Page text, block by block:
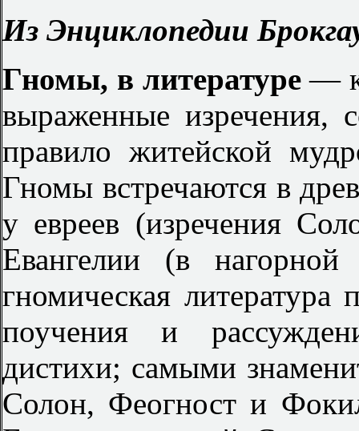
Из Энциклопедии
Гномы, в литературе—
выраженные изречения,
правило житейской
Гномы встречаются в
у евреев (изречения
Евангелии (в
гномическая литература
поучения и
дистихи; самыми
Солон, Феогност и